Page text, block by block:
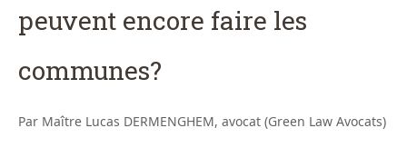
peuvent encore faire les
communes?
Par Maître Lucas DERMENGHEM, avocat (Green Law Avocats)